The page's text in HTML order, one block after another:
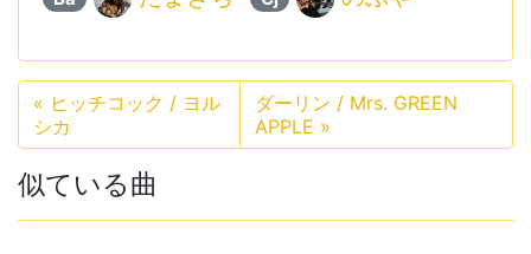
« ヒッチコック / ヨル
シカ
ダーリン / Mrs. GREEN
APPLE »
似ている曲